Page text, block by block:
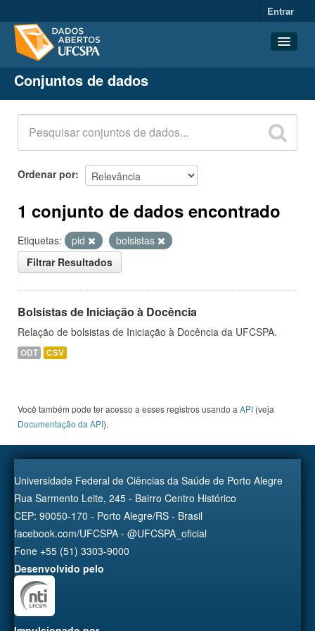
Entrar
Conjuntos de dados
Organizações
Grupos
Sobre
Conjuntos de dados
Ordenar por
1 conjunto de dados encontrado
Etiquetas: pid
bolsistas
Filtrar Resultados
Bolsistas de Iniciação à Docência
Relação de bolsistas de Iniciação à Docência da UFCSPA.
ODT CSV
Você também pode ter acesso a esses registros usando a API (veja
Documentação da API).
Universidade Federal de Ciências da Saúde de Porto Alegre
Rua Sarmento Leite, 245 - Bairro Centro Histórico
CEP: 90050-170 - Porto Alegre/RS - Brasil
facebook.com/UFCSPA - @UFCSPA_oficial
Fone +55 (51) 3303-9000
Desenvolvido pelo